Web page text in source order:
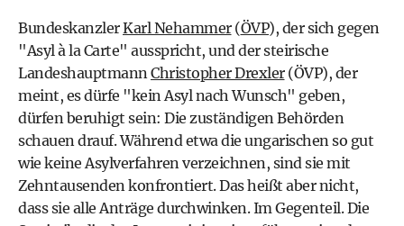
BundeskanzlerKarl Nehammer(ÖVP), der sich gegen
"Asyl à la Carte" ausspricht, und der steirische
LandeshauptmannChristopher Drexler(ÖVP), der
meint, es dürfe "kein Asyl nach Wunsch" geben,
dürfen beruhigt sein: Die zuständigen Behörden
schauen drauf. Während etwa die ungarischen so gut
wie keine Asylverfahren verzeichnen, sind sie mit
Zehntausenden konfrontiert. Das heißt aber nicht,
dass sie alle Anträge durchwinken. Im Gegenteil. Die